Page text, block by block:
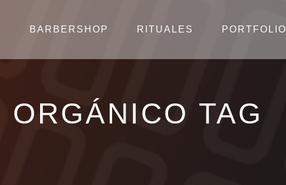
BARBERSHOP RITUALES PORTFOLIO
ORGÁNICO TAG